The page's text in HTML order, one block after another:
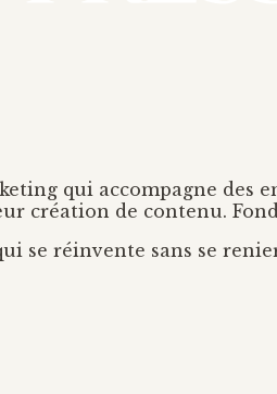
qui accompagne des
création de contenu.
se réinvente sans se